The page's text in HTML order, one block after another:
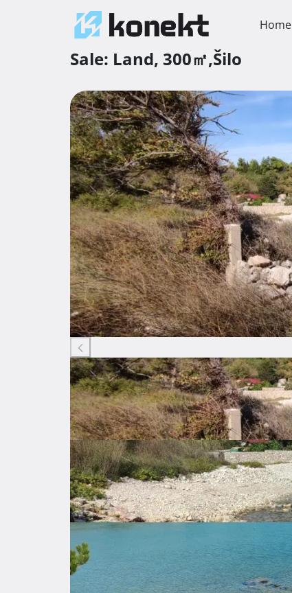
Home
Sale: Land, 300㎡,Šilo